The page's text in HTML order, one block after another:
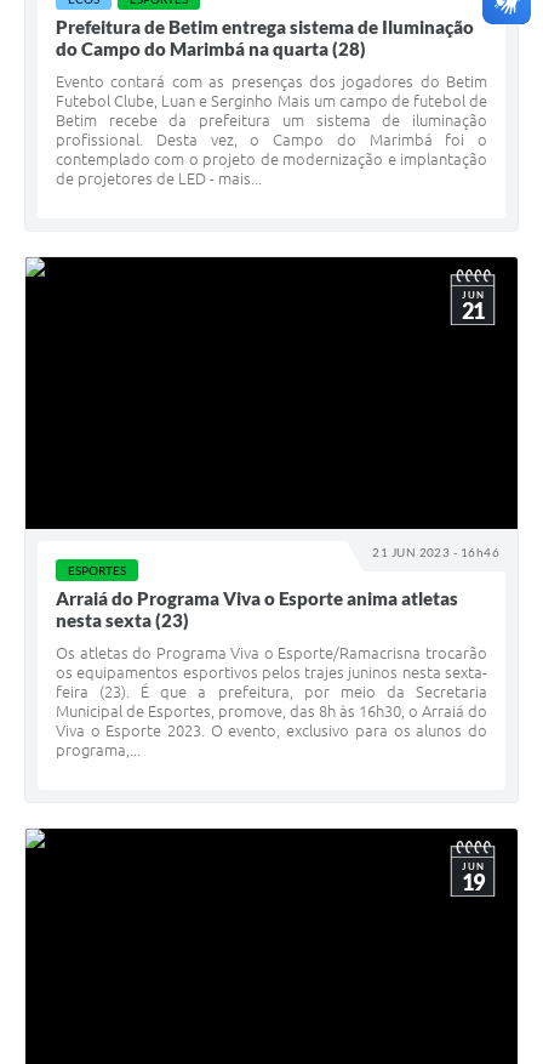
Prefeitura de Betim entrega sistema de Iluminação
do Campo do Marimbá na quarta (28)
Evento contará com as presenças dos jogadores do Betim
Futebol Clube, Luan e Serginho Mais um campo de futebol de
Betim recebe da prefeitura um sistema de iluminação
profissional. Desta vez, o Campo do Marimbá foi o
contemplado com o projeto de modernização e implantação
de projetores de LED - mais...
21 JUN 2023 - 16h46
JUN
21
ESPORTES
Arraiá do Programa Viva o Esporte anima atletas
nesta sexta (23)
Os atletas do Programa Viva o Esporte/Ramacrisna trocarão
os equipamentos esportivos pelos trajes juninos nesta sexta-
feira (23). É que a prefeitura, por meio da Secretaria
Municipal de Esportes, promove, das 8h às 16h30, o Arraiá do
Viva o Esporte 2023. O evento, exclusivo para os alunos do
programa,...
JUN
19